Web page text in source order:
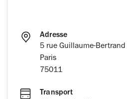
Adresse
5 rue Guillaume-Bertrand
Paris
75011
Transport